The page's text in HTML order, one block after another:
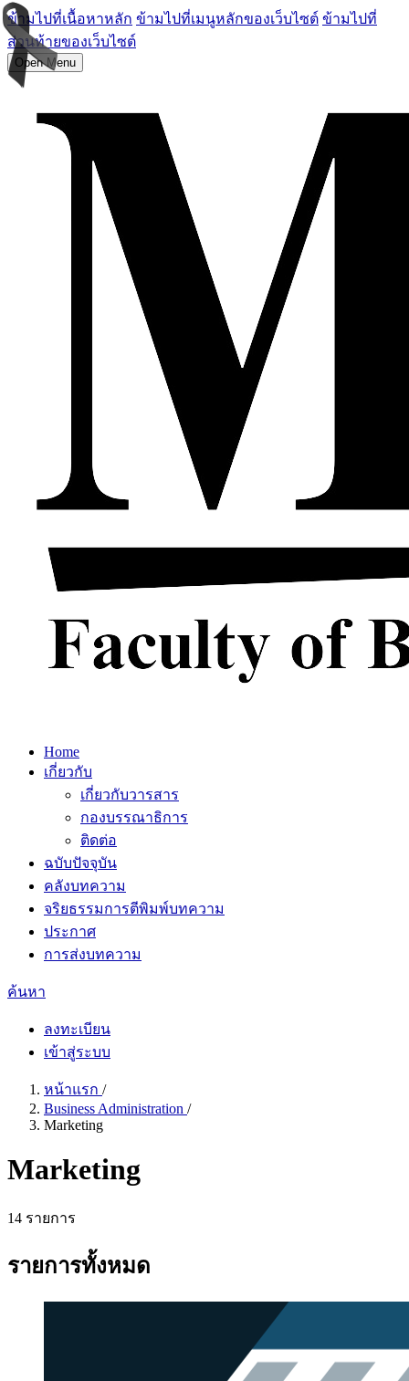
ข้ามไปที่เนื้อหาหลัก ข้ามไปที่เมนูหลักของเว็บไซต์ ข้ามไปที่
ส่วนท้ายของเว็บไซต์
Open Menu
Home
เกี่ยวกับ
เกี่ยวกับวารสาร
กองบรรณาธิการ
ติดต่อ
ฉบับปัจจุบัน
คลังบทความ
จริยธรรมการตีพิมพ์บทความ
ประกาศ
การส่งบทความ
ค้นหา
ลงทะเบียน
เข้าสู่ระบบ
หน้าแรก /
Business Administration /
Marketing
Marketing
14 รายการ
รายการทั้งหมด